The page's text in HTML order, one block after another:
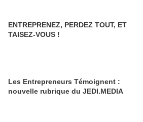
ENTREPRENEZ, PERDEZ TOUT, ET
TAISEZ-VOUS !
Les Entrepreneurs Témoignent :
nouvelle rubrique du JEDI.MEDIA